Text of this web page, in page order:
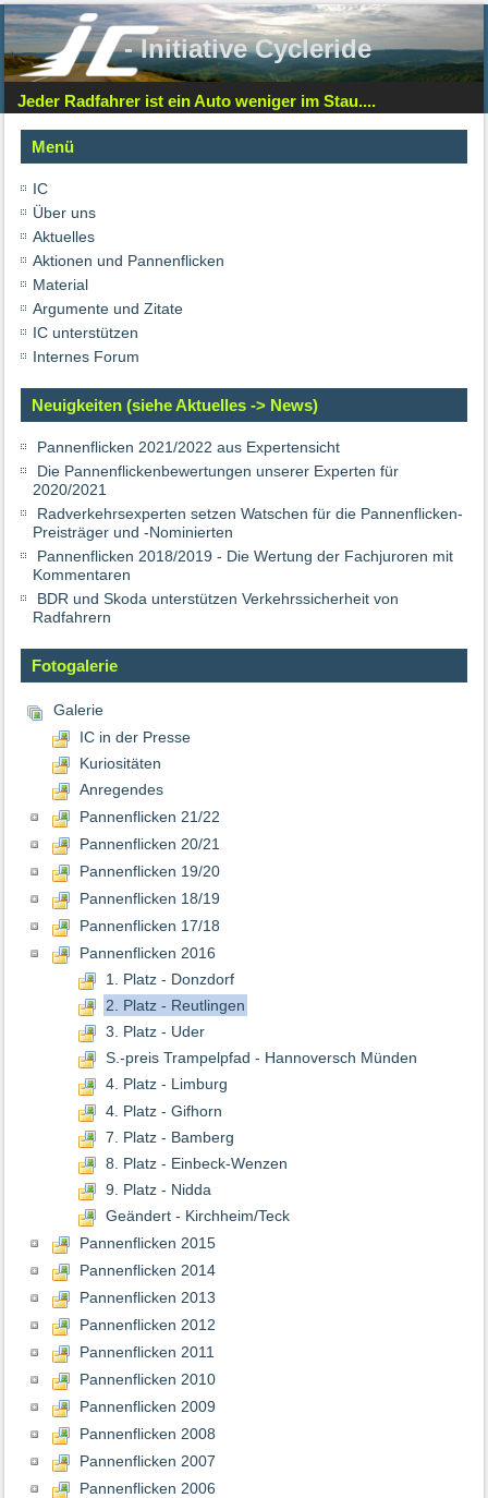
- Initiative Cycleride
Jeder Radfahrer ist ein Auto weniger im Stau....
Menü
IC
Über uns
Aktuelles
Aktionen und Pannenflicken
Material
Argumente und Zitate
IC unterstützen
Internes Forum
Neuigkeiten (siehe Aktuelles -> News)
Pannenflicken 2021/2022 aus Expertensicht
Die Pannenflickenbewertungen unserer Experten für
2020/2021
Radverkehrsexperten setzen Watschen für die Pannenflicken-
Preisträger und -Nominierten
Pannenflicken 2018/2019 - Die Wertung der Fachjuroren mit
Kommentaren
BDR und Skoda unterstützen Verkehrssicherheit von
Radfahrern
Fotogalerie
Galerie
IC in der Presse
Kuriositäten
Anregendes
Pannenflicken 21/22
Pannenflicken 20/21
Pannenflicken 19/20
Pannenflicken 18/19
Pannenflicken 17/18
Pannenflicken 2016
1. Platz - Donzdorf
2. Platz - Reutlingen
3. Platz - Uder
S.-preis Trampelpfad - Hannoversch Münden
4. Platz - Limburg
4. Platz - Gifhorn
7. Platz - Bamberg
8. Platz - Einbeck-Wenzen
9. Platz - Nidda
Geändert - Kirchheim/Teck
Pannenflicken 2015
Pannenflicken 2014
Pannenflicken 2013
Pannenflicken 2012
Pannenflicken 2011
Pannenflicken 2010
Pannenflicken 2009
Pannenflicken 2008
Pannenflicken 2007
Pannenflicken 2006